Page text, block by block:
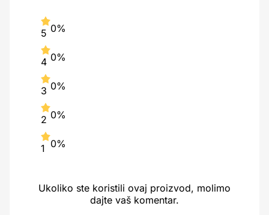
5 0%
4 0%
3 0%
2 0%
1 0%
Ukoliko ste koristili ovaj proizvod, molimo
dajte vaš komentar.